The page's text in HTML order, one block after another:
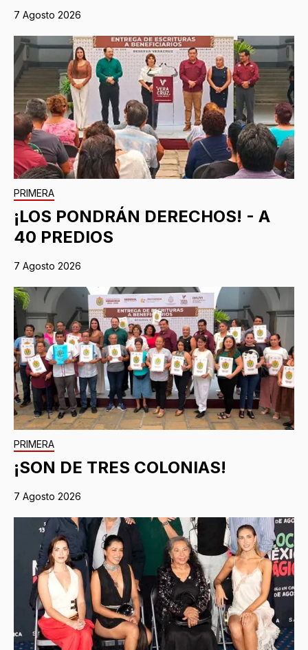
7 Agosto 2026
PRIMERA
¡LOS PONDRÁN DERECHOS! - A
40 PREDIOS
7 Agosto 2026
PRIMERA
¡SON DE TRES COLONIAS!
7 Agosto 2026